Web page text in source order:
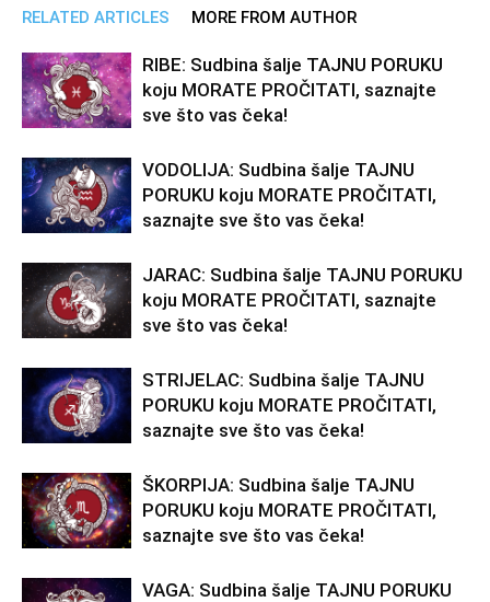
RELATED ARTICLES MORE FROM AUTHOR
RIBE: Sudbina šalje TAJNU PORUKU
koju MORATE PROČITATI, saznajte
sve što vas čeka!
VODOLIJA: Sudbina šalje TAJNU
PORUKU koju MORATE PROČITATI,
saznajte sve što vas čeka!
JARAC: Sudbina šalje TAJNU PORUKU
koju MORATE PROČITATI, saznajte
sve što vas čeka!
STRIJELAC: Sudbina šalje TAJNU
PORUKU koju MORATE PROČITATI,
saznajte sve što vas čeka!
ŠKORPIJA: Sudbina šalje TAJNU
PORUKU koju MORATE PROČITATI,
saznajte sve što vas čeka!
VAGA: Sudbina šalje TAJNU PORUKU